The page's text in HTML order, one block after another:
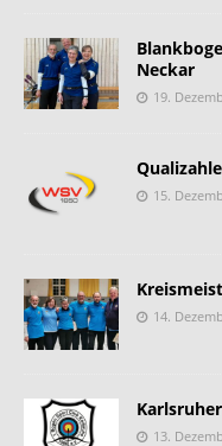
Neckar
19.
15.
14.
13.